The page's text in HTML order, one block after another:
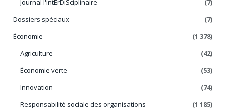
Dossiers spéciaux
(7)
Économie
(1 378)
Agriculture
(42)
Économie verte
(53)
Innovation
(74)
Responsabilité sociale des organisations
(1 185)